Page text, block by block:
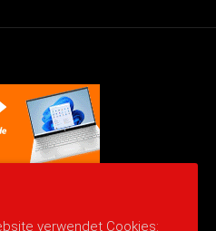
verwendet Cookies: